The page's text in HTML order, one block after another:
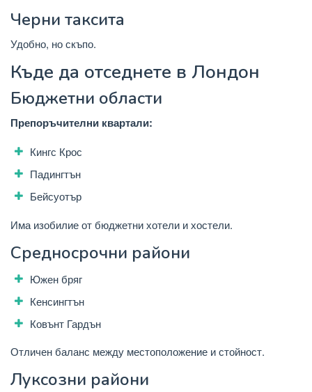
Черни таксита
Удобно, но скъпо.
Къде да отседнете в Лондон
Бюджетни области
Препоръчителни квартали:
Кингс Крос
Падингтън
Бейсуотър
Има изобилие от бюджетни хотели и хостели.
Средносрочни райони
Южен бряг
Кенсингтън
Ковънт Гардън
Отличен баланс между местоположение и стойност.
Луксозни райони